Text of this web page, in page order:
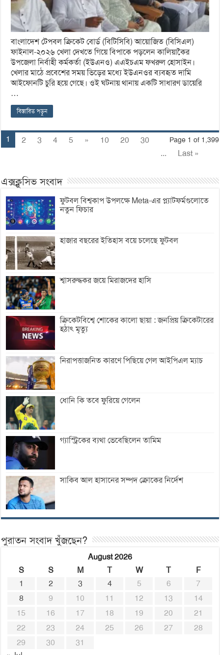
বাংলাদেশ টেপবল ক্রিকেট বোর্ড (বিটিসিবি) আয়োজিত (বিসিএল)
ফাইনাল-২০২৬ খেলা দেখতে গিয়ে বিপাকে পড়লেন কালিয়াকৈর
উপজেলা নির্বাহী কর্মকর্তা (ইউএনও) এএইচএম ফখরুল হোসাইন।
খেলার মাঠে প্রবেশের সময় ভিড়ের মধ্যে ইউএনওর ব্যবহৃত দামি
আইফোনটি চুরি হয়ে গেছে। ওই ঘটনায় থানায় একটি সাধারণ ডায়েরি
…
বিস্তারিত পড়ুন
Page 1 of 1,399
1 2 3 4 5 » 10 20
30
...
Last »
এক্সক্লুসিভ সংবাদ
ফুটবল বিশ্বকাপ উপলক্ষে Meta-এর প্ল্যাটফর্মগুলোতে
নতুন ফিচার
হাজার বছরের ইতিহাস বয়ে চলেছে ফুটবল
শ্বাসরুদ্ধকর জয়ে মিরাজদের হাসি
ক্রিকেটবিশ্বে শোকের কালো ছায়া : জনপ্রিয় ক্রিকেটারের
হঠাৎ মৃত্যু
নিরাপত্তাজনিত কারণে পিছিয়ে গেল আইপিএল ম্যাচ
ধোনি কি তবে ফুরিয়ে গেলেন
গ্যাস্ট্রিকের ব্যথা ভেবেছিলেন তামিম
সাকিব আল হাসানের সম্পদ ক্রোকের নির্দেশ
পুরাতন সংবাদ খুঁজছেন?
August 2026
S
S M T W T
F
1
2 3 4 5 6
7
8
9 10 11 12 13
14
15
16 17 18 19 20
21
22
23 24 25 26 27
28
29
30
31